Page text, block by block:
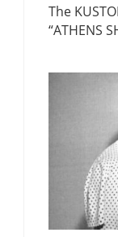
The
“ATHENS